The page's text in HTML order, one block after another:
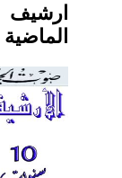
الماضية